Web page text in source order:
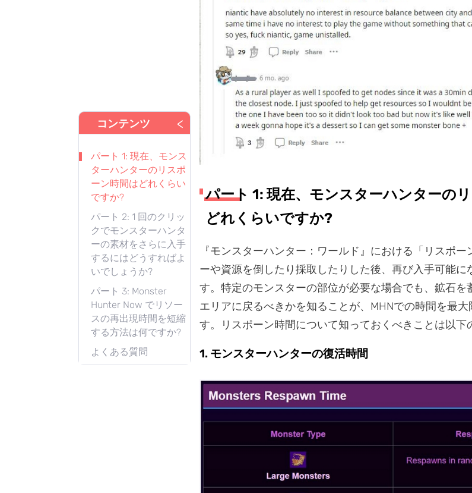
コンテンツ <
パート 1: 現在、モンス
ターハンターのリスポ
ーン時間はどれくらい
ですか?
パート 2: 1 回のクリッ
クでモンスターハンタ
ーの素材をさらに入手
するにはどうすればよ
いでしょうか?
パート 3: Monster
Hunter Now でリソー
スの再出現時間を短縮
する方法は何ですか?
よくある質問
パート 1: 現在、モンスターハンターの
どれくらいですか?
『モンスターハンター：ワールド』における「リスポ
ーや資源を倒したり採取したりした後、再び入手可能に
す。特定のモンスターの部位が必要な場合でも、鉱石を
エリアに戻るべきかを知ることが、MHNでの時間を最
す。リスポーン時間について知っておくべきことは以下
1. モンスターハンターの復活時間